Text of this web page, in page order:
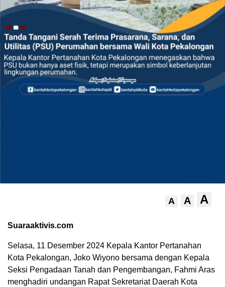
A A A
Suaraaktivis.com
Selasa, 11 Desember 2024 Kepala Kantor Pertanahan
Kota Pekalongan, Joko Wiyono bersama dengan Kepala
Seksi Pengadaan Tanah dan Pengembangan, Fahmi Aras
menghadiri undangan Rapat Sekretariat Daerah Kota